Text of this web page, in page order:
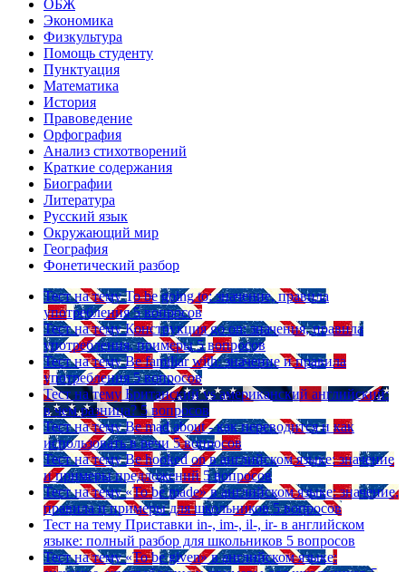
ОБЖ
Экономика
Физкультура
Помощь студенту
Пунктуация
Математика
История
Правоведение
Орфография
Анализ стихотворений
Краткие содержания
Биографии
Литература
Русский язык
Окружающий мир
География
Фонетический разбор
Тест на тему To be going to: значение, правила
употребления 5 вопросов
Тест на тему Конструкция go on: значения, правила
употребления, примеры 5 вопросов
Тест на тему Be familiar with: значение и правила
употребления 5 вопросов
Тест на тему Британский vs американский английский:
в чем разница? 5 вопросов
Тест на тему Be mad about - как переводится и как
использовать в речи 5 вопросов
Тест на тему Be hooked on в английском языке: значение
и примеры предложений 5 вопросов
Тест на тему «To be made» в английском языке: значение,
правила и примеры для школьников 5 вопросов
Тест на тему Приставки in-, im-, il-, ir- в английском
языке: полный разбор для школьников 5 вопросов
Тест на тему «To be given» в английском языке: